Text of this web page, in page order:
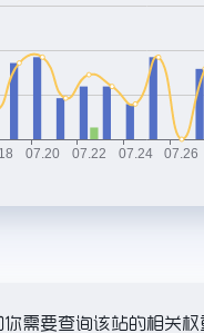
需要查询该站的相关